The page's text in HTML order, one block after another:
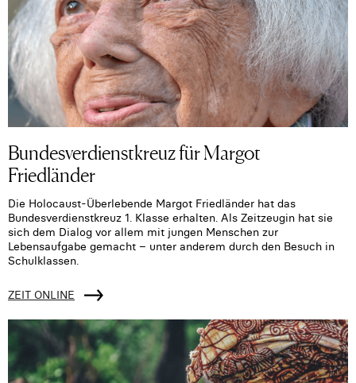
Bundesverdienstkreuz für Margot
Friedländer
Die Holocaust-Überlebende Margot Friedländer hat das
Bundesverdienstkreuz 1. Klasse erhalten. Als Zeitzeugin hat sie
sich dem Dialog vor allem mit jungen Menschen zur
Lebensaufgabe gemacht – unter anderem durch den Besuch in
Schulklassen.
ZEIT ONLINE